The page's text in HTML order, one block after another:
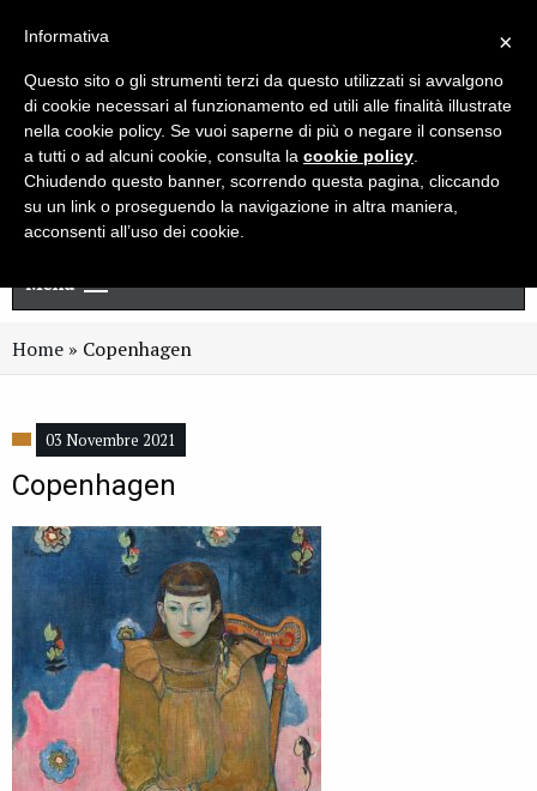
Newsletter
Menu
Home » Copenhagen
03 Novembre 2021
Copenhagen
×
Informativa
Questo sito o gli strumenti terzi da questo utilizzati si avvalgono
di cookie necessari al funzionamento ed utili alle finalità illustrate
nella cookie policy. Se vuoi saperne di più o negare il consenso
a tutti o ad alcuni cookie, consulta la cookie policy
Chiudendo questo banner, scorrendo questa pagina, cliccando
su un link o proseguendo la navigazione in altra maniera,
acconsenti all’uso dei cookie.